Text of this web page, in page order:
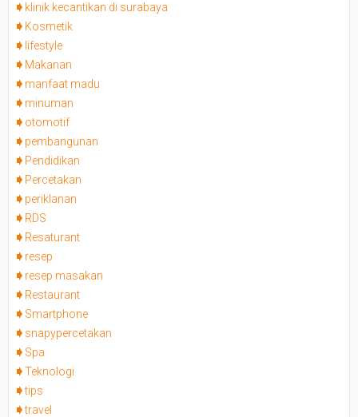
klinik kecantikan di surabaya
Kosmetik
lifestyle
Makanan
manfaat madu
minuman
otomotif
pembangunan
Pendidikan
Percetakan
periklanan
RDS
Resaturant
resep
resep masakan
Restaurant
Smartphone
snapypercetakan
Spa
Teknologi
tips
travel